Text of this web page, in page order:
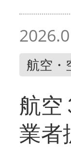
航空・
航
業